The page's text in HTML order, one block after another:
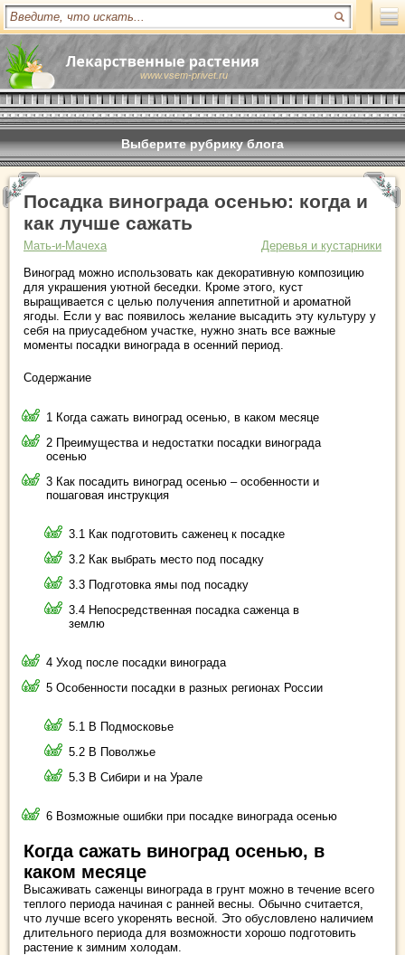
www.vsem-privet.ru
Выберите рубрику блога
Посадка винограда осенью: когда и
как лучше сажать
Мать-и-Мачеха
Деревья и кустарники
Виноград можно использовать как декоративную композицию
для украшения уютной беседки. Кроме этого, куст
выращивается с целью получения аппетитной и ароматной
ягоды. Если у вас появилось желание высадить эту культуру у
себя на приусадебном участке, нужно знать все важные
моменты посадки винограда в осенний период.
Содержание
1 Когда сажать виноград осенью, в каком месяце
2 Преимущества и недостатки посадки винограда
осенью
3 Как посадить виноград осенью – особенности и
пошаговая инструкция
3.1 Как подготовить саженец к посадке
3.2 Как выбрать место под посадку
3.3 Подготовка ямы под посадку
3.4 Непосредственная посадка саженца в
землю
4 Уход после посадки винограда
5 Особенности посадки в разных регионах России
5.1 В Подмосковье
5.2 В Поволжье
5.3 В Сибири и на Урале
6 Возможные ошибки при посадке винограда осенью
Когда сажать виноград осенью, в
каком месяце
Высаживать саженцы винограда в грунт можно в течение всего
теплого периода начиная с ранней весны. Обычно считается,
что лучше всего укоренять весной. Это обусловлено наличием
длительного периода для возможности хорошо подготовить
растение к зимним холодам.